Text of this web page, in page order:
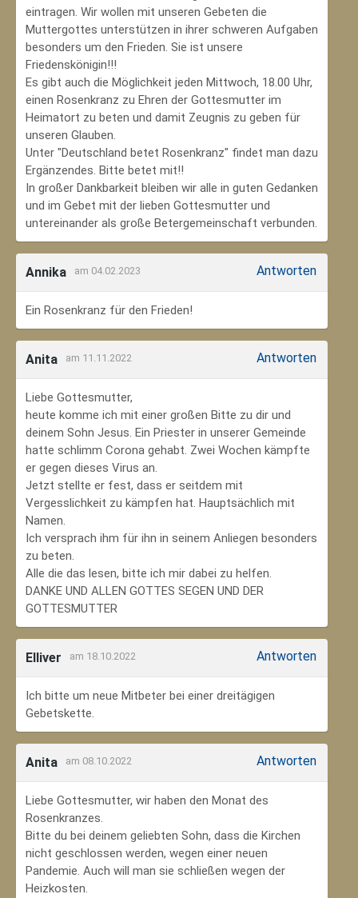
eintragen. Wir wollen mit unseren Gebeten die
Muttergottes unterstützen in ihrer schweren Aufgaben
besonders um den Frieden. Sie ist unsere
Friedenskönigin!!!
Es gibt auch die Möglichkeit jeden Mittwoch, 18.00 Uhr,
einen Rosenkranz zu Ehren der Gottesmutter im
Heimatort zu beten und damit Zeugnis zu geben für
unseren Glauben.
Unter "Deutschland betet Rosenkranz" findet man dazu
Ergänzendes. Bitte betet mit!!
In großer Dankbarkeit bleiben wir alle in guten Gedanken
und im Gebet mit der lieben Gottesmutter und
untereinander als große Betergemeinschaft verbunden.
Annika am 04.02.2023 Antworten
Ein Rosenkranz für den Frieden!
Anita am 11.11.2022 Antworten
Liebe Gottesmutter,
heute komme ich mit einer großen Bitte zu dir und
deinem Sohn Jesus. Ein Priester in unserer Gemeinde
hatte schlimm Corona gehabt. Zwei Wochen kämpfte
er gegen dieses Virus an.
Jetzt stellte er fest, dass er seitdem mit
Vergesslichkeit zu kämpfen hat. Hauptsächlich mit
Namen.
Ich versprach ihm für ihn in seinem Anliegen besonders
zu beten.
Alle die das lesen, bitte ich mir dabei zu helfen.
DANKE UND ALLEN GOTTES SEGEN UND DER
GOTTESMUTTER
Elliver am 18.10.2022 Antworten
Ich bitte um neue Mitbeter bei einer dreitägigen
Gebetskette.
Anita am 08.10.2022 Antworten
Liebe Gottesmutter, wir haben den Monat des
Rosenkranzes.
Bitte du bei deinem geliebten Sohn, dass die Kirchen
nicht geschlossen werden, wegen einer neuen
Pandemie. Auch will man sie schließen wegen der
Heizkosten.